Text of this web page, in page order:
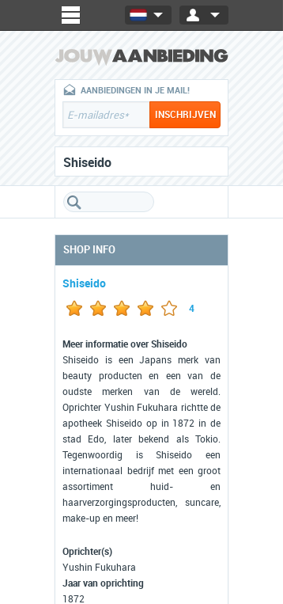
AANBIEDINGEN IN JE MAIL!
Shiseido
SHOP INFO
Shiseido
4
Meer informatie over Shiseido
Shiseido is een Japans merk van
beauty producten en een van de
oudste merken van de wereld.
Oprichter Yushin Fukuhara richtte de
apotheek Shiseido op in 1872 in de
stad Edo, later bekend als Tokio.
Tegenwoordig is Shiseido een
internationaal bedrijf met een groot
assortiment huid- en
haarverzorgingsproducten, suncare,
make-up en meer!
Oprichter(s)
Yushin Fukuhara
Jaar van oprichting
1872